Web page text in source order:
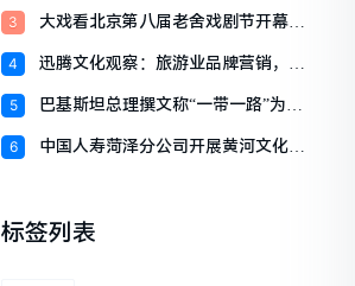
3
大戏看北京第八届老舍戏剧节开幕，
4
迅腾文化观察：旅游业品牌营销，敏
5
巴基斯坦总理撰文称“一带一路”为世
6
中国人寿菏泽分公司开展黄河文化客
标签列表